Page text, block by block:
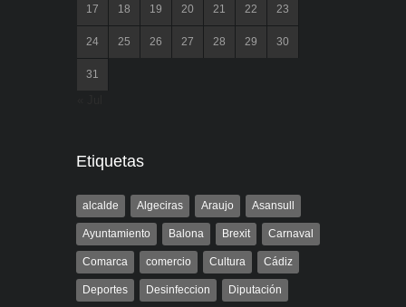
17 18 19 20 21 22 23
24 25 26 27 28 29 30
31
Etiquetas
alcalde Algeciras Araujo Asansull
Ayuntamiento Balona Brexit Carnaval
Comarca comercio Cultura Cádiz
Deportes Desinfeccion Diputación